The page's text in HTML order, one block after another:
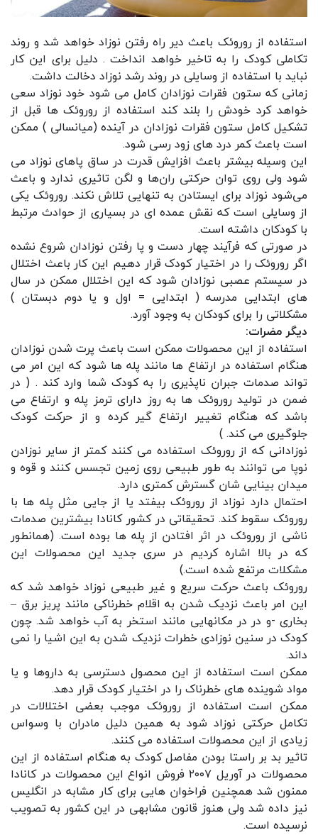
استفاده از روروئک باعث دیر راه رفتن نوزاد خواهد شد و روند
تکاملی کودک را به تاخیر خواهد انداخت . دلیل برای این کار
نباید با استفاده از وسایلی در روند رشد نوزاد دخالت داشت.
زمانی که ستون فقرات نوزادان کامل می شود خود نوزاد سعی
خواهد کرد خودش را بلند کند استفاده از روروئک ها قبل از
تشکیل کامل ستون فقرات نوزادان در آینده (میانسالی ) ممکن
است باعث کمر درد های زود رسی شود.
این وسیله بیشتر باعث افزایش قدرت در ساق پاهای نوزاد می
شود ولی روی توان حرکتی ران‌ها و لگن تاثیری ندارد و باعث
می‌شود نوزاد برای ایستادن به تنهایی تلاش نکند. روروئک یکی
از وسایلی است که نقش عمده ای در بسیاری از حوادث مرتبط
با کودکان داشته است.
در صورتی که فرآیند چهار دست و پا رفتن نوزادان شروع نشده
اگر روروئک را در اختیار کودک قرار دهیم این کار باعث اختلال
در سیستم عصبی نوزادان شود که این اختلال ممکن در سال
های ابتدایی مدرسه ( ابتدایی = اول و یا دوم دبستان )
مشکلاتی را برای کودکان به وجود آورد.
دیگر مضرات:
استفاده از این محصولات ممکن است باعث پرت شدن نوزادان
هنگام استفاده در ارتفاع ها مانند پله ها شود که این امر می
تواند صدمات جبران ناپذیری را به کودک شما وارد کند . ( در
ضمن در تولید روروئک ها به روز دارای ترمز پله و ارتفاع می
باشد که هنگام تغییر ارتفاع گیر کرده و از حرکت کودک
جلوگیری می کند. )
نوزادانی که از روروئک استفاده می کنند کمتر از سایر نوزادن
نوپا می توانند به طور طبیعی روی زمین تجسس کنند و قوه و
میدان بینایی شان گسترش کمتری دارد.
احتمال دارد نوزاد از روروئک بیفتد یا از جایی مثل پله ها با
روروئک سقوط کند. تحقیقاتی در کشور کانادا بیشترین صدمات
ناشی از روروئک در اثر افتادن از پله ها بوده است. (همانطور
که در بالا اشاره کردیم در سری جدید این محصولات این
مشکلات مرتفع شده است.)
روروئک باعث حرکت سریع و غیر طبیعی نوزاد خواهد شد که
این امر باعث نزدیک شدن به اقلام خطرناکی مانند پریز برق –
بخاری -و در در مکانهایی مانند استخر به آب خواهد شد. چون
کودک در سنین نوزادی خطرات نزدیک شدن به این اشیا را نمی
داند.
ممکن است استفاده از این محصول دسترسی به داروها و یا
مواد شوینده های خطرناک را در اختیار کودک قرار دهد.
ممکن است استفاده از روروئک موجب بعضی اختلالات در
تکامل حرکتی نوزاد شود به همین دلیل مادران با وسواس
زیادی از این محصولات استفاده می کنند.
تاثیر بد بر راستا بودن مفاصل کودک به هنگام استفاده از این
محصولات در آوریل ۲۰۰۷ فروش انواع این محصولات در کانادا
ممنون شد همچنین فراخوان هایی برای کار مشابه در انگلیس
نیز داده شد ولی هنوز قانون مشابهی در این کشور به تصویب
نرسیده است.